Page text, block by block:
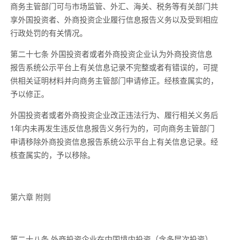
商务主管部门可与市场监管、外汇、海关、税务等有关部门共
享外国投资者、外商投资企业履行信息报告义务以及受到相应
行政处罚的有关情况。
第二十七条 外国投资者或者外商投资企业认为外商投资信息
报告系统公示平台上有关信息记录不完整或者有错误的，可提
供相关证明材料并向商务主管部门申请修正。经核查属实的，
予以修正。
外国投资者或者外商投资企业改正违法行为、履行相关义务后
1年内未再发生违反信息报告义务行为的，可向商务主管部门
申请移除外商投资信息报告系统公示平台上有关信息记录。经
核查属实的，予以移除。
第六章 附则